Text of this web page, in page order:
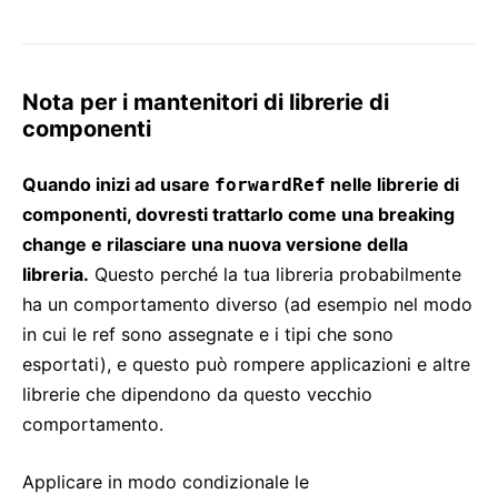
Nota per i mantenitori di librerie di
componenti
Quando inizi ad usare forwardRef nelle librerie di
componenti, dovresti trattarlo come una breaking
change e rilasciare una nuova versione della
libreria. Questo perché la tua libreria probabilmente
ha un comportamento diverso (ad esempio nel modo
in cui le ref sono assegnate e i tipi che sono
esportati), e questo può rompere applicazioni e altre
librerie che dipendono da questo vecchio
comportamento.
Applicare in modo condizionale le